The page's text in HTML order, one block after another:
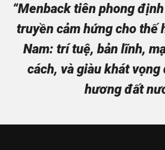
“Menback tiên phong
truyền cảm hứng cho thế
Nam: trí tuệ, bản lĩnh,
cách, và giàu khát vọng
hương đất